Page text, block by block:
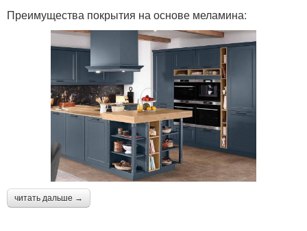
Преимущества покрытия на основе меламина:
читать дальше →